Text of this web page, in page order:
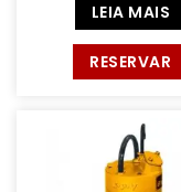
LEIA MAIS
RESERVAR